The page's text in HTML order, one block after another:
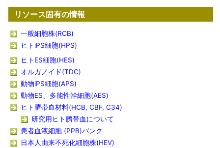
リソース固有の情報
一般細胞株(RCB)
ヒトiPS細胞(HPS)
ヒトES細胞(HES)
オルガノイド(TDC)
動物iPS細胞(APS)
動物ES、多能性幹細胞(AES)
ヒト臍帯血材料(HCB, CBF, C34)
研究用ヒト臍帯血について
患者血液細胞 (PPB)バンク
日本人由来不死化細胞株(HEV)